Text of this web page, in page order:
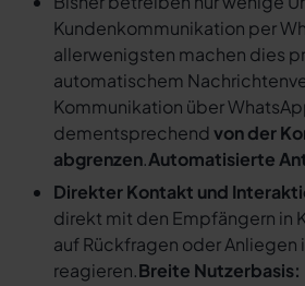
Kundenkommunikation per
allerwenigsten machen dies
automatischem
Kommunikation über
dementsprechendvon der
abgrenzen.Automatisierte
Direkter Kontakt und
direkt mit den Empfängern in
auf Rückfragen oder Anliegen
reagieren.Breite Nutzerbasis: